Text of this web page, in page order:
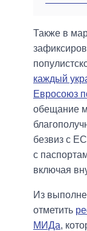
Также в
каждый
Евросоюз
обещание
безвиз с
с
включая
Из
отметить
МИДа,